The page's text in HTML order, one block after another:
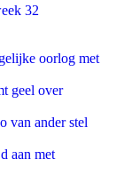
32
oorlog met
geel over
van ander stel
aan met